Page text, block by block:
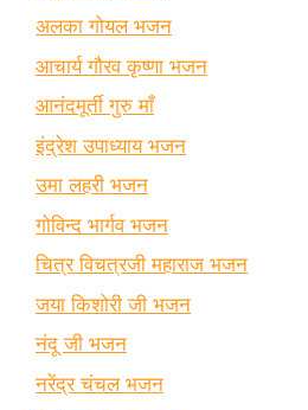
अलका गोयल भजन
आचार्य गौरव कृष्णा भजन
आनंदमूर्ती गुरु माँ
इंद्रेश उपाध्याय भजन
उमा लहरी भजन
गोविन्द भार्गव भजन
चित्र विचत्रजी महाराज भजन
जया किशोरी जी भजन
नंदू जी भजन
नरेंद्र चंचल भजन